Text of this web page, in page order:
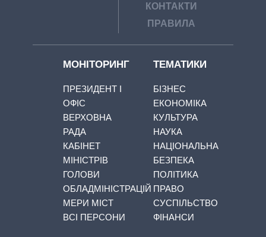
КОНТАКТИ
ПРАВИЛА
МОНІТОРИНГ
ПРЕЗИДЕНТ І
ОФІС
ВЕРХОВНА
РАДА
КАБІНЕТ
МІНІСТРІВ
ГОЛОВИ
ОБЛАДМІНІСТРАЦІЙ
МЕРИ МІСТ
ВСІ ПЕРСОНИ
ТЕМАТИКИ
БІЗНЕС
ЕКОНОМІКА
КУЛЬТУРА
НАУКА
НАЦІОНАЛЬНА
БЕЗПЕКА
ПОЛІТИКА
ПРАВО
СУСПІЛЬСТВО
ФІНАНСИ